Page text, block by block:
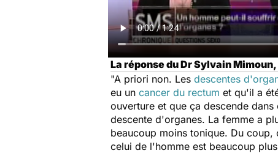
La réponse du Dr Sylvain
"A priori non. Les descentes
eu un cancer du rectum et qu'il a
ouverture et que ça descende
descente d'organes. La femme a
beaucoup moins tonique. Du
celui de l'homme est beaucoup